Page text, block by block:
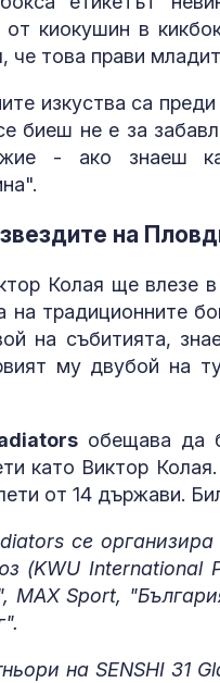
от киокушин в
че това прави
изкуства са
биеш не е за
- ако знаеш
на
Колая ще влезе
на традиционните
на събитията,
му двубой на
обещава да
като Виктор
от 14 държави.
се
(KWU International
MAX Sport,
на SENSHI 31